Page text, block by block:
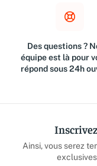
Des questions ?
équipe est là pour
répond sous 24h
Ainsi, vous serez